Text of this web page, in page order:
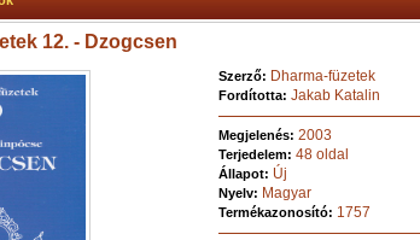
12. - Dzogcsen
Szerző: Dharma-füzetek
Fordította: Jakab Katalin
Megjelenés: 2003
Terjedelem: 48 oldal
Állapot: Új
Nyelv: Magyar
Termékazonosító: 1757